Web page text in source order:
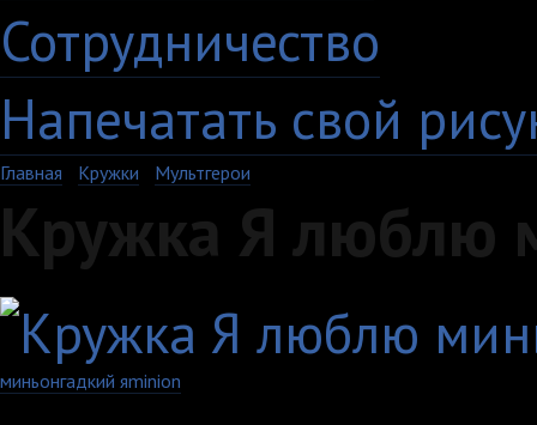
Сотрудничество
Напечатать свой
Главная Кружки Мультгерои
Кружка Я люблю
миньонгадкий яminion